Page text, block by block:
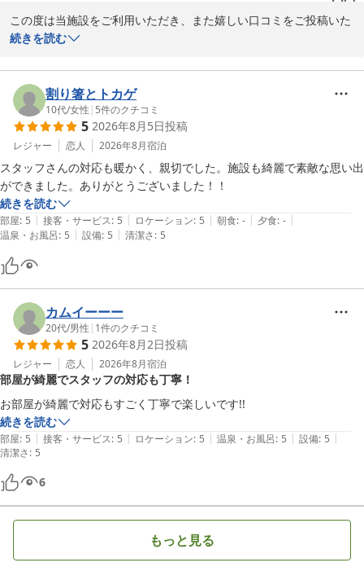
り一層努めてまいります。
またご家族皆様にお会いできます日をスタッフ一同、心よりお待ち
しております。
ＧＬＡＭＰＩＮＧ ＫＡＳＨＩＭＡ ７５３
2026-05-15
この度は当施設をご利用いただき、また嬉しい口コミをご投稿いた
だき誠にありがとうございます。
大切なご家族でのグランピングに当施設をお選びいただき、「快適
で最高」とのお言葉を頂戴できましたこと、スタッフ一同大変嬉し
く思っております。
お風呂・トイレ付きのお部屋や、各スペースへの空調設備につきま
してご満足いただけたとのこと、小さなお子様連れでも安心して快
適にお過ごしいただけたご様子に安心いたしました。
また、フリードリンクプランやアメニティにつきましてもご評価い
ただきありがとうございます。お食事についても、夜のお肉や朝食
のパンをお気に召していただけたとのこと、大変嬉しく拝見いたし
ました。
さらに、スタッフの対応につきましても温かいお言葉を頂戴し、心
より御礼申し上げます。
今後もご家族皆様に安心して快適にお過ごしいただける施設を目指
し、より一層サービスの向上に努めてまいります。
ぜひまた季節を変えてお越しいただき、異なる魅力もお楽しみいた
だけましたら幸いです。
またご家族皆様にお会いできます日をスタッフ一同、心よりお待ち
しております。
ＧＬＡＭＰＩＮＧ ＫＡＳＨＩＭＡ ７５３
続きを読む
割り箸とトカゲ
10代/女性 | 5件のクチコミ
5 2026年8月5日投稿
レジャー 恋人 2026年8月宿泊
スタッフさんの対応も暖かく、親切でした。施設も綺麗で素敵な思い出
ができました。ありがとうございました！！
続きを読む
部屋: 5 | 接客・サービス: 5 | ロケーション: 5 | 朝食: - | 夕食: - |
温泉・お風呂: 5 | 設備: 5 | 清潔さ: 5
カムイーーー
20代/男性 | 1件のクチコミ
5 2026年8月2日投稿
レジャー 恋人 2026年8月宿泊
部屋が綺麗でスタッフの対応も丁寧！
お部屋が綺麗で対応もすごく丁寧で楽しいです!!
続きを読む
部屋: 5 | 接客・サービス: 5 | ロケーション: 5 | 温泉・お風呂: 5 | 設備: 5 |
清潔さ: 5
6
もっと見る